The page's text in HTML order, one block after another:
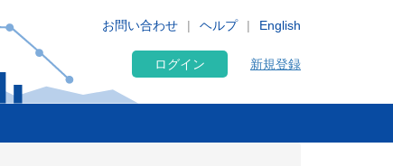
English
お問い合わせ ヘルプ
ログイン 新規登録